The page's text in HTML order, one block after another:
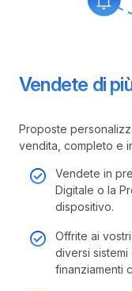
Vendete di
Proposte
vendita, completo e
Vendete in
Digitale o la
dispositivo.
Offrite ai
diversi sistemi
finanziamenti